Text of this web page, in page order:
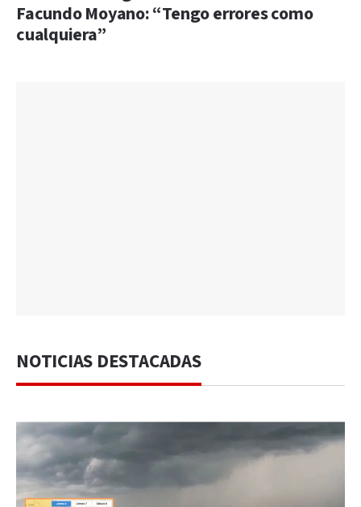
Facundo Moyano: “Tengo errores como
cualquiera”
NOTICIAS DESTACADAS